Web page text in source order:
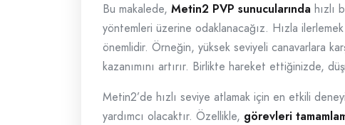
Bu makalede, Metin2 PVP sunucularında hızlı
yöntemleri üzerine odaklanacağız. Hızla
önemlidir. Örneğin, yüksek seviyeli canavarlara
kazanımını artırır. Birlikte hareket ettiğinizde,
Metin2’de hızlı seviye atlamak için en etkili
yardımcı olacaktır. Özellikle, görevleri